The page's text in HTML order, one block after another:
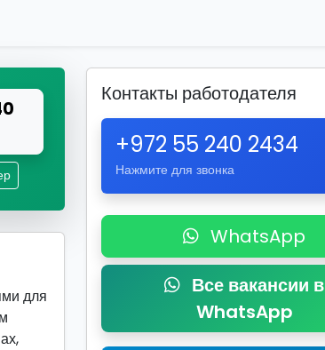
для
Контакты работодателя
+972 55 240 2434
Нажмите для звонка
WhatsApp
Все вакансии в
WhatsApp